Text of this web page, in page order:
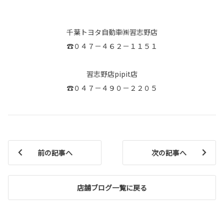
千葉トヨタ自動車㈱習志野店
☎️０４７－４６２－１１５１
習志野店pipit店
☎️０４７－４９０－２２０５
前の記事へ
店舗ブログ一覧に戻る
次の記事へ